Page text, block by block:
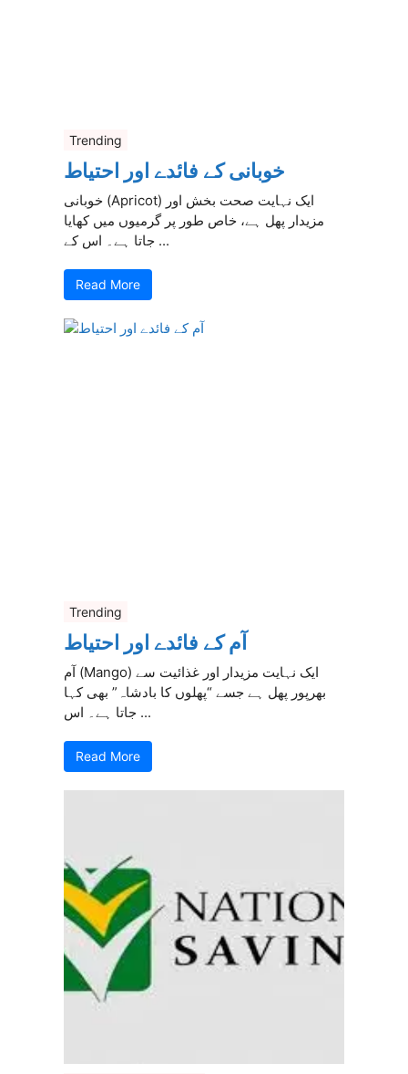
Trending
خوبانی کے فائدے اور احتیاط
خوبانی (Apricot) ایک نہایت صحت بخش اور
مزیدار پھل ہے، خاص طور پر گرمیوں میں کھایا
جاتا ہے۔ اس کے ...
Read More
Trending
آم کے فائدے اور احتیاط
آم (Mango) ایک نہایت مزیدار اور غذائیت سے
بھرپور پھل ہے جسے “پھلوں کا بادشاہ” بھی کہا
جاتا ہے۔ اس ...
Read More